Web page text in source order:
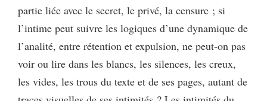
partie liée avec le secret, le privé, la censure ; si
l’intime peut suivre les logiques d’une dynamique de
l’analité, entre rétention et expulsion, ne peut-on pas
voir ou lire dans les blancs, les silences, les creux,
les vides, les trous du texte et de ses pages, autant de